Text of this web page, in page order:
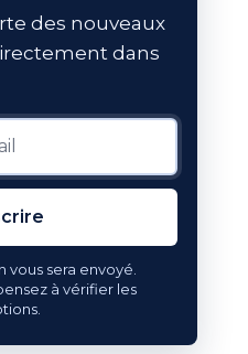
des nouveaux
dans
vous sera envoyé.
à vérifier les